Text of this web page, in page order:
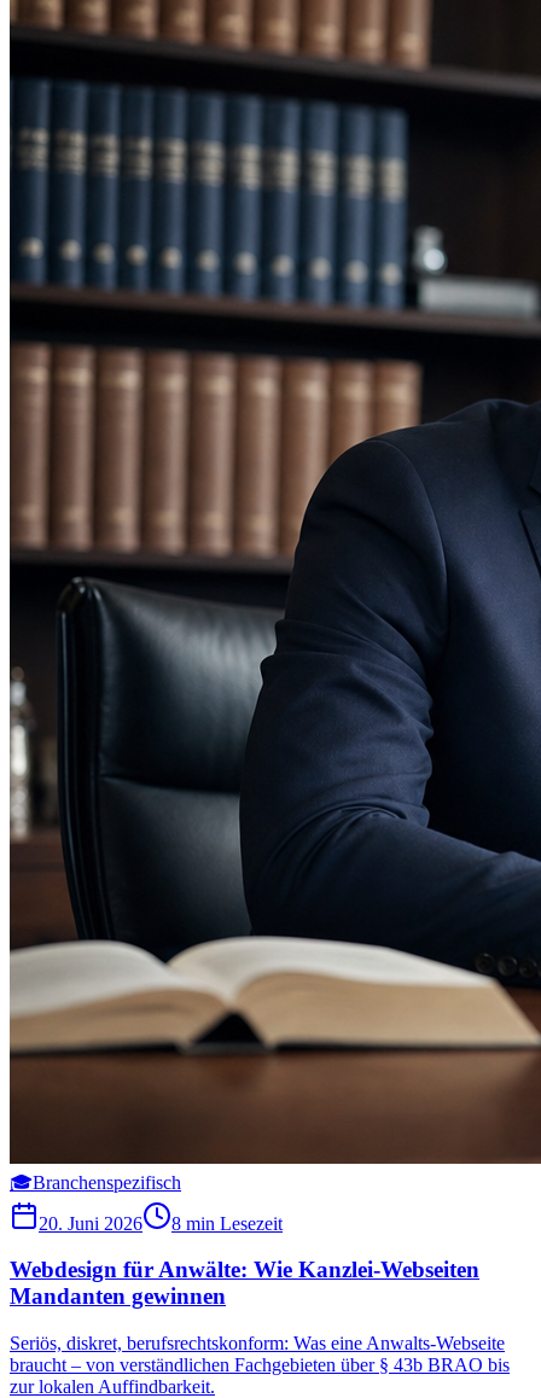
🎓Branchenspezifisch
20. Juni 2026
8 min Lesezeit
Webdesign für Anwälte: Wie Kanzlei-Webseiten
Mandanten gewinnen
Seriös, diskret, berufsrechtskonform: Was eine Anwalts-Webseite
braucht – von verständlichen Fachgebieten über § 43b BRAO bis
zur lokalen Auffindbarkeit.